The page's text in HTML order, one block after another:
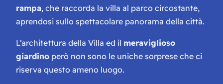
rampa, che raccorda la villa al parco circostante,
aprendosi sullo spettacolare panorama della città.
L’architettura della Villa ed il meraviglioso
giardino però non sono le uniche sorprese che ci
riserva questo ameno luogo.